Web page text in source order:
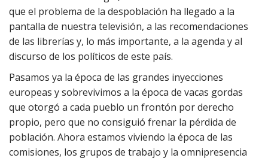
que el problema de la despoblación ha llegado a la
pantalla de nuestra televisión, a las recomendaciones
de las librerías y, lo más importante, a la agenda y al
discurso de los políticos de este país.
Pasamos ya la época de las grandes inyecciones
europeas y sobrevivimos a la época de vacas gordas
que otorgó a cada pueblo un frontón por derecho
propio, pero que no consiguió frenar la pérdida de
población. Ahora estamos viviendo la época de las
comisiones, los grupos de trabajo y la omnipresencia